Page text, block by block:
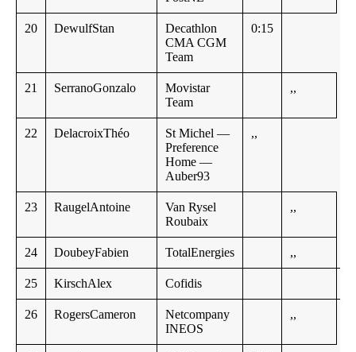
20 DewulfStan
Decathlon
CMA CGM
Team
0:15
21 SerranoGonzalo
Movistar
Team
,,
22 DelacroixThéo
St Michel —
Preference
Home —
Auber93
,,
23 RaugelAntoine
Van Rysel
Roubaix
,,
24 DoubeyFabien TotalEnergies ,,
25 KirschAlex Cofidis
26 RogersCameron
Netcompany
INEOS
,,